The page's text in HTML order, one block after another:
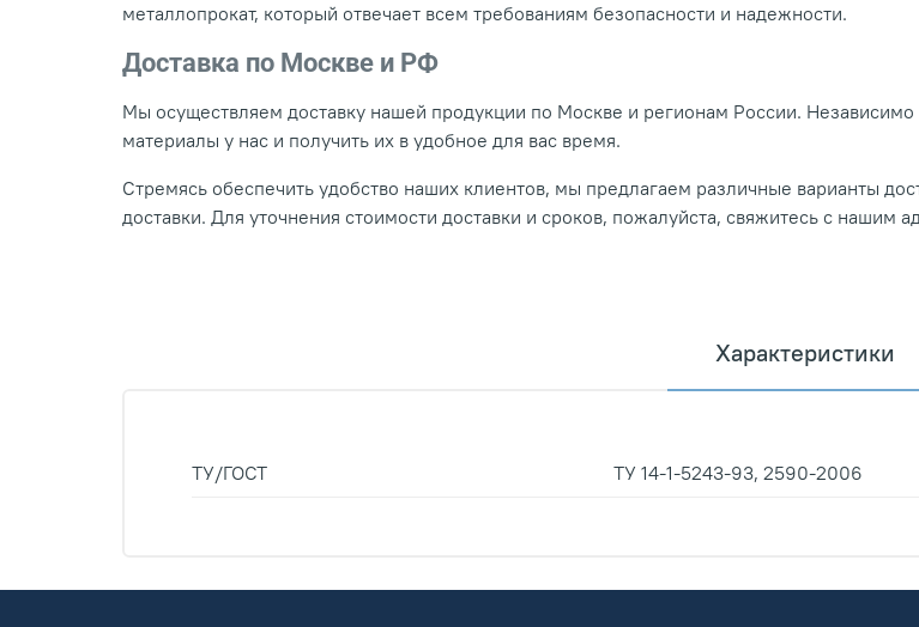
металлопрокат, который отвечает всем требованиям безопасности и надежности.
Доставка по Москве и РФ
Мы осуществляем доставку нашей продукции по Москве и регионам России.
материалы у нас и получить их в удобное для вас время.
Стремясь обеспечить удобство наших клиентов, мы предлагаем различные варианты
доставки. Для уточнения стоимости доставки и сроков, пожалуйста, свяжитесь с нашим
Характеристики
ТУ/ГОСТ ТУ 14-1-5243-93, 2590-2006